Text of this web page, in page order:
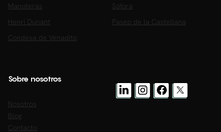
Manoteras
Sófora
Henri Dunant
Paseo de la Castellana
Condesa de Venadito
Sobre nosotros
Nosotros
Blog
Contacto